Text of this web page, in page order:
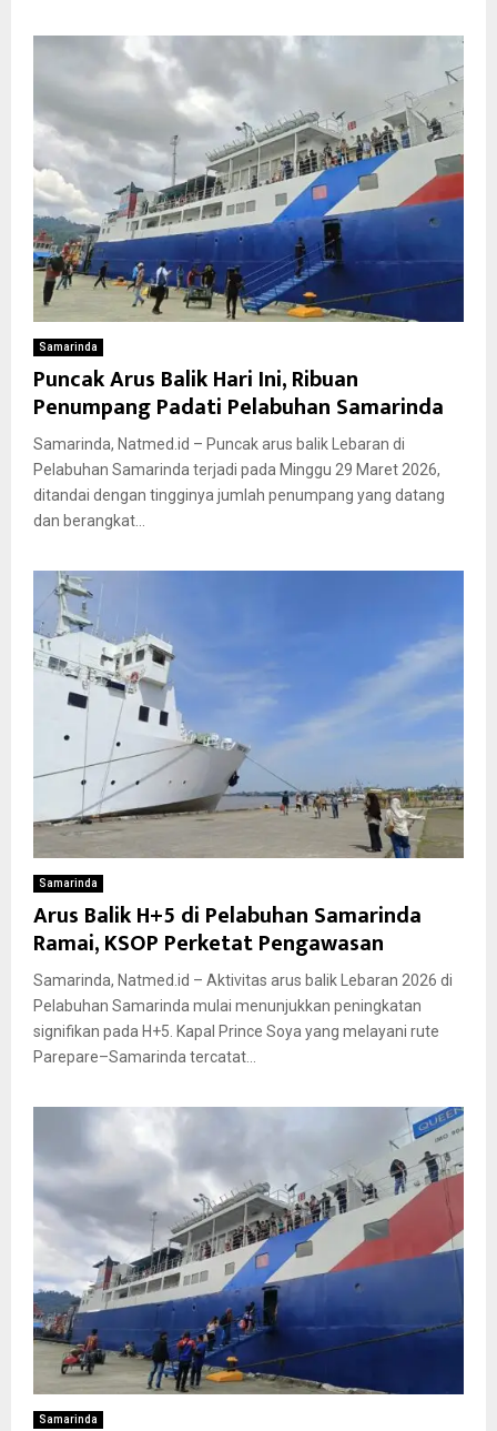
Samarinda
Puncak Arus Balik Hari Ini, Ribuan
Penumpang Padati Pelabuhan Samarinda
Samarinda, Natmed.id – Puncak arus balik Lebaran di
Pelabuhan Samarinda terjadi pada Minggu 29 Maret 2026,
ditandai dengan tingginya jumlah penumpang yang datang
dan berangkat...
Samarinda
Arus Balik H+5 di Pelabuhan Samarinda
Ramai, KSOP Perketat Pengawasan
Samarinda, Natmed.id – Aktivitas arus balik Lebaran 2026 di
Pelabuhan Samarinda mulai menunjukkan peningkatan
signifikan pada H+5. Kapal Prince Soya yang melayani rute
Parepare–Samarinda tercatat...
Samarinda